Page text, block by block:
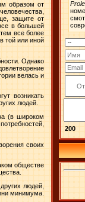
образом от
защите от
в большей
все более
той или иной
Однако
велась и
возникать
людей.
(в широком
своих
обществе
людей,
минимума.
200